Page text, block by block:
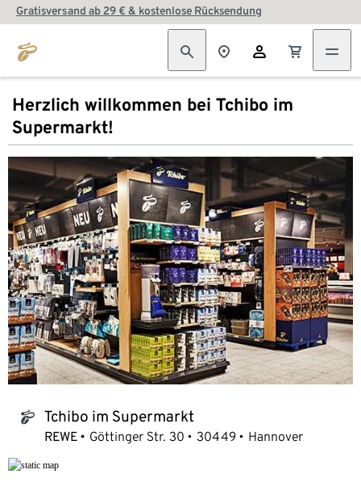
Gratisversand ab 29 € & kostenlose Rücksendung
Herzlich willkommen bei Tchibo im
Supermarkt!
tchibo_logo Tchibo im Supermarkt
REWE Göttinger Str. 30 30449 Hannover